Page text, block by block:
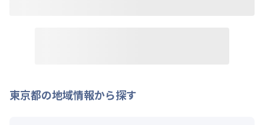
東京都の地域情報から探す